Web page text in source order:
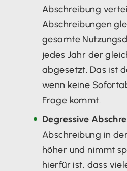
Abschreibung
Abschreibungen
gesamte
jedes Jahr der
abgesetzt. Das ist
wenn keine
Frage kommt.
Degressive
Abschreibung in
höher und nimmt
hierfür ist, dass